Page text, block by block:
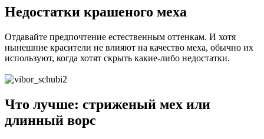
Недостатки крашеного меха
Отдавайте предпочтение естественным оттенкам. И хотя
нынешние красители не влияют на качество меха, обычно их
используют, когда хотят скрыть какие-либо недостатки.
Что лучше: стриженый мех или
длинный ворс